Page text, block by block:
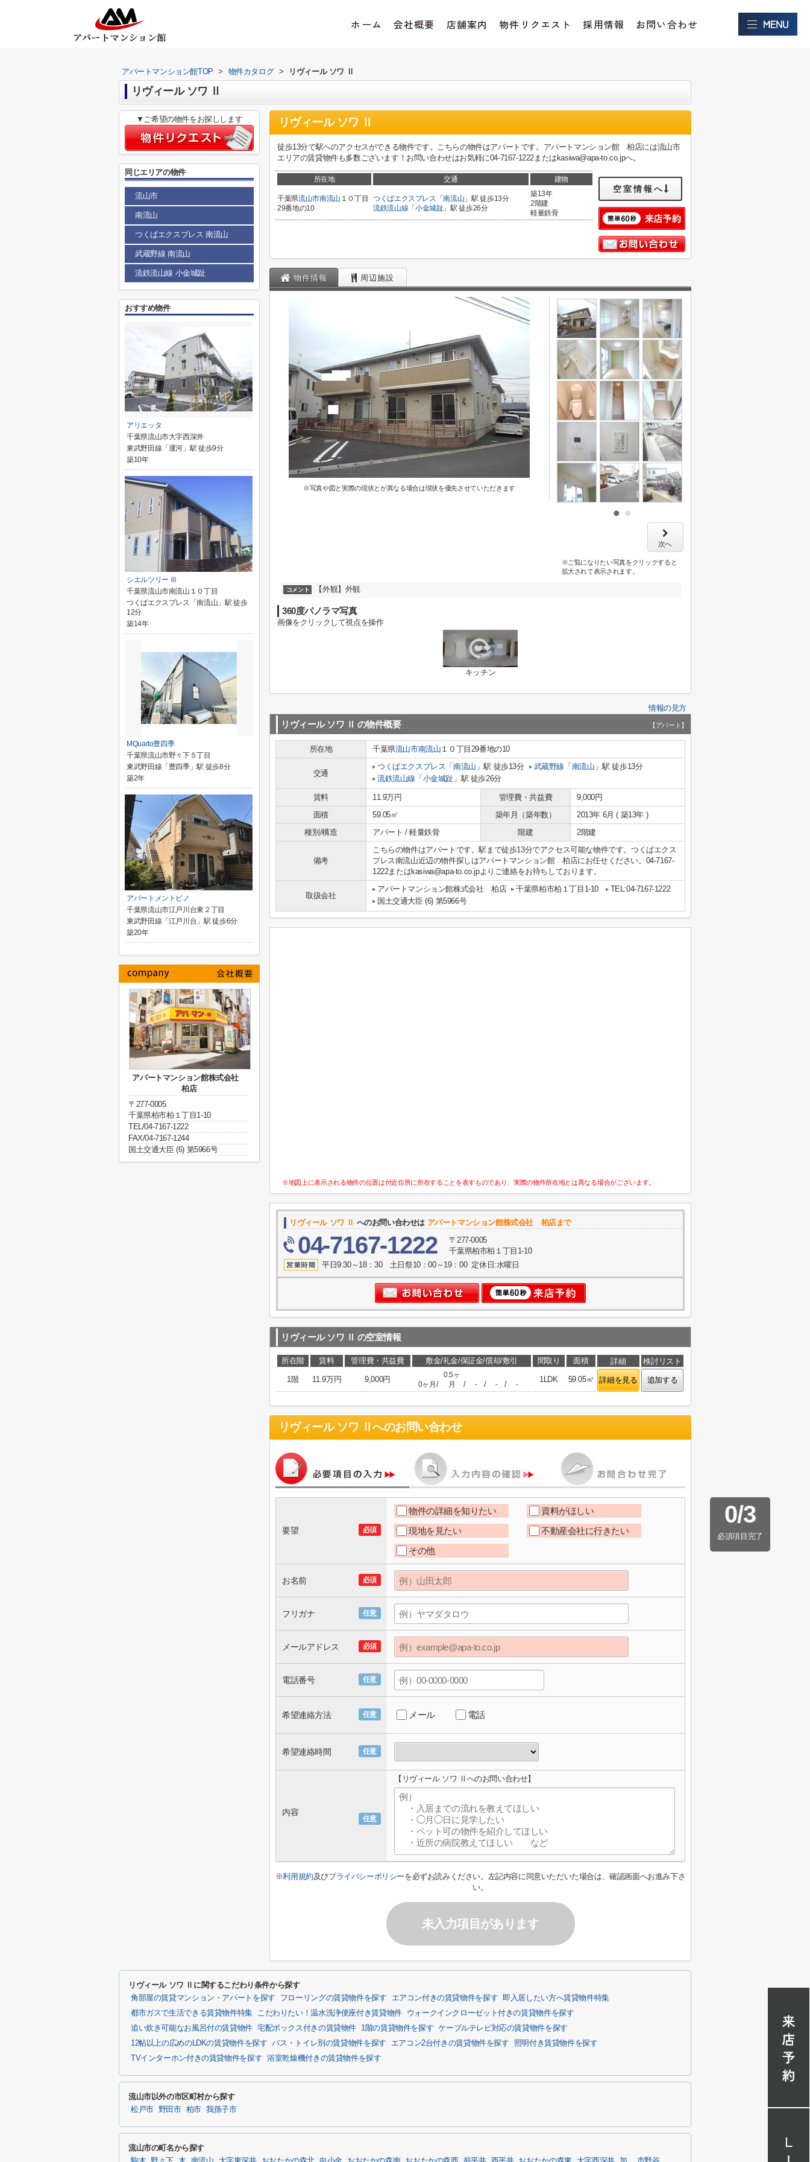
ホーム 会社概要 店舗案内 物件リクエスト 採用情報 お問い合わせ
アパートマンション館TOP > 物件カタログ > リヴィール ソワ Ⅱ
リヴィール ソワ Ⅱ
リヴィール ソワ Ⅱ
徒歩13分で駅へのアクセスができる物件です。こちらの物件はアパートです。アパートマンション館 柏店には流山市
エリアの賃貸物件も多数ございます！お問い合わせはお気軽に04-7167-1222またはkasiwa@apa-to.co.jpへ。
所在地 交通 建物
千葉県流山市南流山 １０丁目
29番地の10
つくばエクスプレス 「南流山 」駅 徒歩13分
流鉄流山線 「 小金城趾 」駅 徒歩26分
築13年
2階建
軽量鉄骨
空室情報へ
物件情報 周辺施設
※写真や図と実際の現状とが異なる場合は現状を優先させていただきます
次へ
※ご覧になりたい写真をクリックすると
拡大されて表示されます。
コメント 【外観】外観
360度パノラマ写真
画像をクリックして視点を操作
キッチン
情報の見方
リヴィール ソワ Ⅱ の物件概要 【アパート】
所在地 千葉県流山市南流山 １０丁目29番地の10
交通
つくばエクスプレス 「南流山 」駅 徒歩13分 武蔵野線 「 南流山 」駅 徒歩13分
流鉄流山線 「 小金城趾 」駅 徒歩26分
賃料 11.9万円 管理費・共益費
9,000円
面積
59.05㎡ 築年月（築年数）
2013年 6月 ( 築13年 )
種別/構造
アパート / 軽量鉄骨 階建 2階建
備考
こちらの物件はアパートです。駅まで徒歩13分でアクセス可能な物件です。つくばエクス
プレス南流山近辺の物件探しはアパートマンション館 柏店にお任せください。04-7167-
1222またはkasiwa@apa-to.co.jpよりご連絡をお待ちしております。
取扱会社
アパートマンション館株式会社 柏店 千葉県柏市柏１丁目1-10
TEL:04-7167-1222
国土交通大臣 (6) 第5966号
※地図上に表示される物件の位置は付近住所に所在することを表すものであり、実際の物件所在地とは異なる場合がございます。
リヴィール ソワ Ⅱ へのお問い合わせは アパートマンション館株式会社 柏店まで
04-7167-1222
〒277-0005
千葉県柏市柏１丁目1-10
平日9:30～18：30 土日祭10：00～19：00 定休日:水曜日
リヴィール ソワ Ⅱ の空室情報
所在階 賃料 管理費・共益費 敷金/礼金/保証金/償却/敷引 間取り 面積 詳細
検討リスト
1階
11.9万円 9,000円
0ヶ月 /
0.5ヶ
月
/ - / - / -
1LDK 59.05㎡ 詳細を見る 追加する
リヴィール ソワ Ⅱへのお問い合わせ
0/3
必須項目完了
必須
要望
物件の詳細を知りたい
資料がほしい
現地を見たい
不動産会社に行きたい
その他
必須
お名前
任意
フリガナ
必須
メールアドレス
任意
電話番号
任意
希望連絡方法 メール 電話
任意
希望連絡時間
任意
内容
【リヴィール ソワ Ⅱへのお問い合わせ】
※利用規約及びプライバシーポリシーを必ずお読みください。左記内容に同意いただいた場合は、確認画面へお進み下さ
い。
未入力項目があります
▼ご希望の物件をお探しします
同じエリアの物件
流山市
南流山
つくばエクスプレス 南流山
武蔵野線 南流山
流鉄流山線 小金城趾
おすすめ物件
アリエッタ
千葉県流山市大字西深井
東武野田線「運河」駅 徒歩9分
築10年
シエルツリー Ⅲ
千葉県流山市南流山１０丁目
つくばエクスプレス「南流山」駅 徒歩
12分
築14年
MQuarto豊四季
千葉県流山市野々下５丁目
東武野田線「豊四季」駅 徒歩8分
築2年
アパートメントピノ
千葉県流山市江戸川台東２丁目
東武野田線「江戸川台」駅 徒歩6分
築20年
アパートマンション館株式会社
柏店
〒277-0005
千葉県柏市柏１丁目1-10
TEL/04-7167-1222
FAX/04-7167-1244
国土交通大臣 (6) 第5966号
リヴィール ソワ Ⅱに関するこだわり条件から探す
角部屋の賃貸マンション・アパートを探す フローリングの賃貸物件を探す エアコン付きの賃貸物件を探す
即入居したい方へ賃貸物件特集
都市ガスで生活できる賃貸物件特集
こだわりたい！温水洗浄便座付き賃貸物件
ウォークインクローゼット付きの賃貸物件を探す
追い炊き可能なお風呂付の賃貸物件 宅配ボックス付きの賃貸物件 1階の賃貸物件を探す ケーブルテレビ対応の賃貸物件を探す
12帖以上の広めのLDKの賃貸物件を探す
バス・トイレ別の賃貸物件を探す エアコン2台付きの賃貸物件を探す
照明付き賃貸物件を探す
TVインターホン付きの賃貸物件を探す 浴室乾燥機付きの賃貸物件を探す
流山市以外の市区町村から探す
松戸市 野田市 柏市 我孫子市
流山市の町名から探す